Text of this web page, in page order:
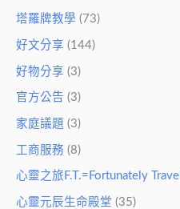
塔羅牌教學 (73)
好文分享 (144)
好物分享 (3)
官方公告 (3)
家庭議題 (3)
工商服務 (8)
心靈之旅F.T.=Fortunately Travel
心靈元辰生命殿堂 (35)